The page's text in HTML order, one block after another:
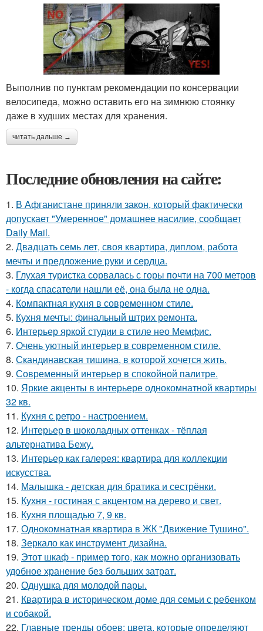
Выполнив по пунктам рекомендации по консервации
велосипеда, можно оставить его на зимнюю стоянку
даже в худших местах для хранения.
читать дальше →
Последние обновления на сайте:
1. В Афганистане приняли закон, который фактически
допускает "Умеренное" домашнее насилие, сообщает
Daily Mail.
2. Двадцать семь лет, своя квартира, диплом, работа
мечты и предложение руки и сердца.
3. Глухая туристка сорвалась с горы почти на 700 метров
- когда спасатели нашли её, она была не одна.
4. Компактная кухня в современном стиле.
5. Кухня мечты: финальный штрих ремонта.
6. Интерьер яркой студии в стиле нео Мемфис.
7. Очень уютный интерьер в современном стиле.
8. Скандинавская тишина, в которой хочется жить.
9. Современный интерьер в спокойной палитре.
10. Яркие акценты в интерьере однокомнатной квартиры
32 кв.
11. Кухня с ретро - настроением.
12. Интерьер в шоколадных оттенках - тёплая
альтернатива Бежу.
13. Интерьер как галерея: квартира для коллекции
искусства.
14. Малышка - детская для братика и сестрёнки.
15. Кухня - гостиная с акцентом на дерево и свет.
16. Кухня площадью 7, 9 кв.
17. Однокомнатная квартира в ЖК "Движение Тушино".
18. Зеркало как инструмент дизайна.
19. Этот шкаф - пример того, как можно организовать
удобное хранение без больших затрат.
20. Однушка для молодой пары.
21. Квартира в историческом доме для семьи с ребенком
и собакой.
22. Главные тренды обоев: цвета, которые определяют